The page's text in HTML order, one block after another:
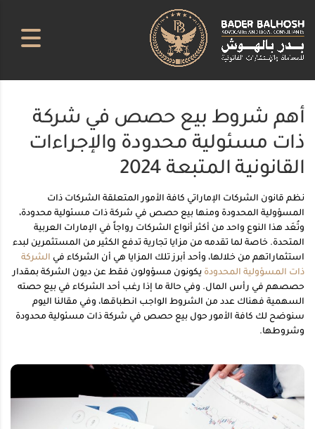
أهم شروط بيع حصص في شركة
ذات مسئولية محدودة والإجراءات
القانونية المتبعة 2024
نظم قانون الشركات الإماراتي كافة الأمور المتعلقة الشركات ذات
المسؤولية المحدودة ومنها بيع حصص في شركة ذات مسئولية محدودة،
وتُعَد هذا النوع واحد من أكثر أنواع الشركات رواجاً في الإمارات العربية
المتحدة. خاصة لما تقدمه من مزايا تجارية تدفع الكثير من المستثمرين لبدء
استثماراتهم من خلالها، وأحد أبرز تلك المزايا هي أن الشركاء في الشركة
ذات المسؤولية المحدودة يكونون مسؤولون فقط عن ديون الشركة بمقدار
حصصهم في رأس المال. وفي حالة ما إذا رغب أحد الشركاء في بيع حصته
السهمية فهناك عدد من الشروط الواجب انطباقها، وفي مقالنا اليوم
سنوضح لك كافة الأمور حول بيع حصص في شركة ذات مسئولية محدودة
وشروطها.